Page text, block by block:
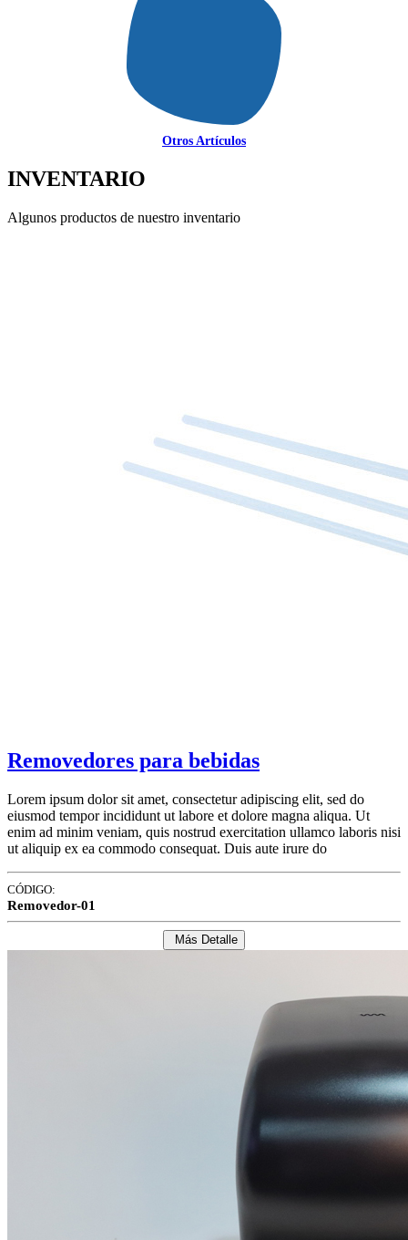
Otros Artículos
INVENTARIO
Algunos productos de nuestro inventario
Removedores para bebidas
Lorem ipsum dolor sit amet, consectetur adipiscing elit, sed do
eiusmod tempor incididunt ut labore et dolore magna aliqua. Ut
enim ad minim veniam, quis nostrud exercitation ullamco laboris nisi
ut aliquip ex ea commodo consequat. Duis aute irure do
CÓDIGO:
Removedor-01
Más Detalle